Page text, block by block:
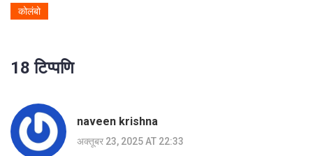
कोलंबो
18 टिप्पणि
naveen krishna
अक्तूबर 23, 2025 AT 22:33